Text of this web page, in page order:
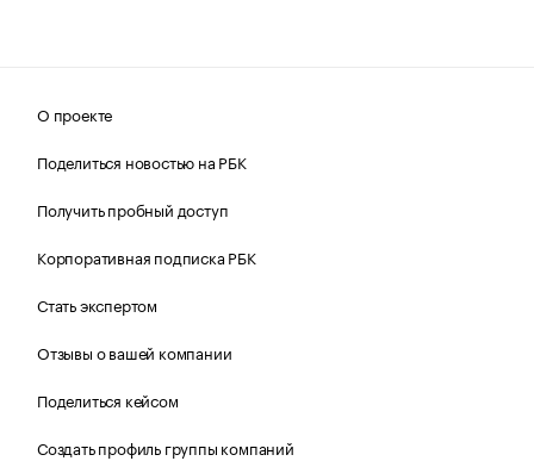
О проекте
Поделиться новостью на РБК
Получить пробный доступ
Корпоративная подписка РБК
Стать экспертом
Отзывы о вашей компании
Поделиться кейсом
Создать профиль группы компаний